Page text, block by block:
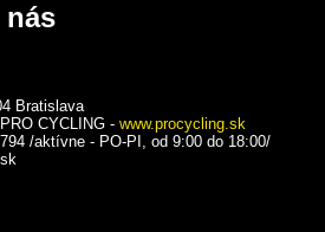
Bratislava
CYCLING - www.procycling.sk
/aktívne - PO-PI, od 9:00 do 18:00/